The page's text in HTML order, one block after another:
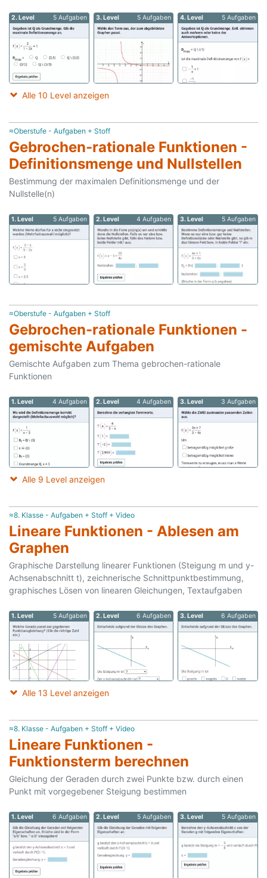
2. Level 5 Aufgaben 3. Level 5 Aufgaben 4. Level 5 Aufgaben
Alle 10 Level anzeigen
≈Oberstufe - Aufgaben + Stoff
Gebrochen-rationale Funktionen -
Definitionsmenge und Nullstellen
Bestimmung der maximalen Definitionsmenge und der
Nullstelle(n)
1. Level 5 Aufgaben 2. Level 4 Aufgaben 3. Level 5 Aufgaben
≈Oberstufe - Aufgaben + Stoff
Gebrochen-rationale Funktionen -
gemischte Aufgaben
Gemischte Aufgaben zum Thema gebrochen-rationale
Funktionen
1. Level 4 Aufgaben 2. Level 4 Aufgaben 3. Level 3 Aufgaben
Alle 9 Level anzeigen
≈8. Klasse - Aufgaben + Stoff + Video
Lineare Funktionen - Ablesen am
Graphen
Graphische Darstellung linearer Funktionen (Steigung m und y-
Achsenabschnitt t), zeichnerische Schnittpunktbestimmung,
graphisches Lösen von linearen Gleichungen, Textaufgaben
1. Level 5 Aufgaben 2. Level 6 Aufgaben 3. Level 6 Aufgaben
Alle 13 Level anzeigen
≈8. Klasse - Aufgaben + Stoff + Video
Lineare Funktionen -
Funktionsterm berechnen
Gleichung der Geraden durch zwei Punkte bzw. durch einen
Punkt mit vorgegebener Steigung bestimmen
1. Level 6 Aufgaben 2. Level 5 Aufgaben 3. Level 5 Aufgaben